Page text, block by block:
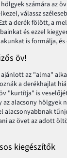
számára az
válassz
a derék fölött, a
és ezzel
is formálja,
öv!
az "alma"
a derékhajlat
"kurtítja" is
az alacsony
alacsonyabbnak
az övet az adott
kiegészítők